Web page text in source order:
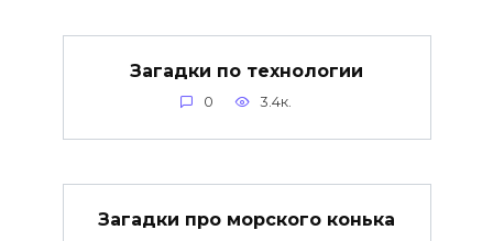
Загадки по технологии
0 3.4к.
Загадки про морского конька